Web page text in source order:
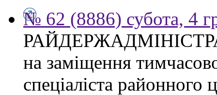
№ 62 (8886) субота, 4
на заміщення
спеціаліста